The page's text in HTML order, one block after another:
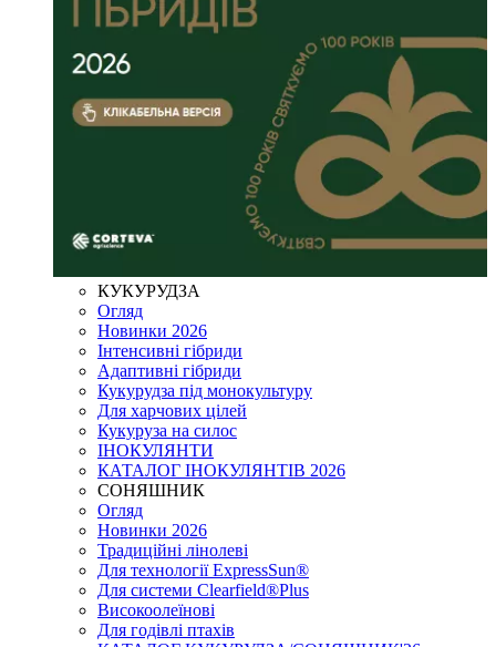
КУКУРУДЗА
Огляд
Новинки 2026
Інтенсивні гібриди
Адаптивні гібриди
Кукурудза під монокультуру
Для харчових цілей
Кукуруза на силос
ІНОКУЛЯНТИ
КАТАЛОГ ІНОКУЛЯНТІВ 2026
СОНЯШНИК
Огляд
Новинки 2026
Традиційні лінолеві
Для технології ExpressSun®
Для системи Clearfield®Plus
Високоолеїнові
Для годівлі птахів